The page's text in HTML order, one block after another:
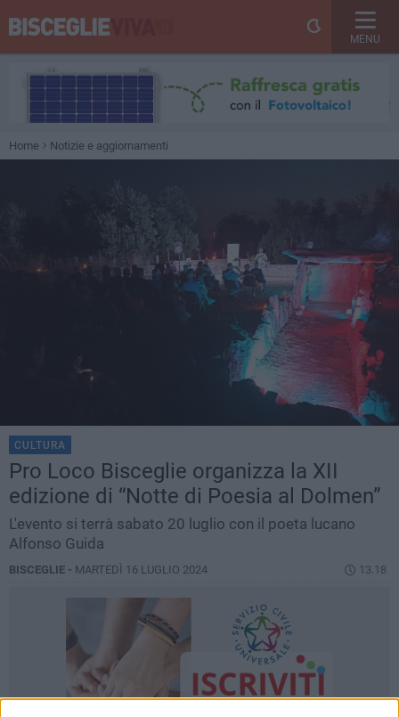
MENU
Home Notizie e aggiornamenti
CULTURA
Pro Loco Bisceglie organizza la XII
edizione di “Notte di Poesia al Dolmen”
L'evento si terrà sabato 20 luglio con il poeta lucano
Alfonso Guida
BISCEGLIE - MARTEDÌ 16 LUGLIO 2024 13.18